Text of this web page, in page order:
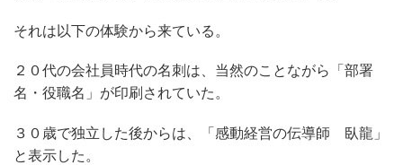
それは以下の体験から来ている。
２０代の会社員時代の名刺は、当然のことながら「部署
名・役職名」が印刷されていた。
３０歳で独立した後からは、「感動経営の伝導師 臥龍」
と表示した。